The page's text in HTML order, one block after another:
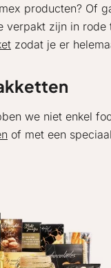
producten? Of
verpakt zijn in
zodat je er
we niet enkel
of met een